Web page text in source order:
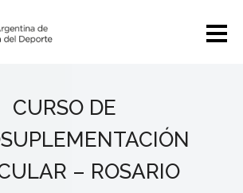
CURSO DE
– ROSARIO